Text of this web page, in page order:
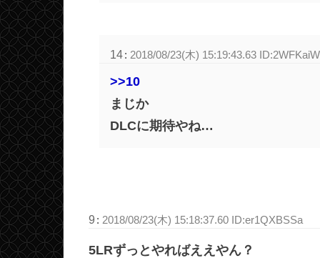
14: 2018/08/23(木) 15:19:43.63
>>10
まじか
DLCに期待やね…
9 : 2018/08/23(木) 15:18:37.60 ID:er1QXBSSa
5LRずっとやればええやん？